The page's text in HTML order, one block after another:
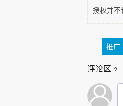
学校脸
否，究
声明
授权并不
推广
评论区 2